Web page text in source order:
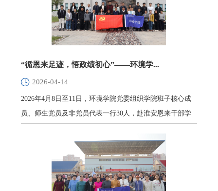
“循恩来足迹，悟政绩初心”——环境学...
2026-04-14
2026年4月8日至11日，环境学院党委组织学院班子核心成
员、师生党员及非党员代表一行30人，赴淮安恩来干部学